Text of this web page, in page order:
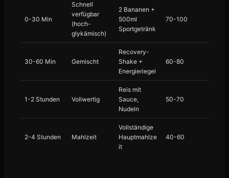
0-30 Min
Schnell
verfügbar
(hoch-
glykämisch)
2 Bananen +
500ml
Sportgetränk
70-100
30-60 Min Gemischt
Recovery-
Shake +
Energieriegel
60-80
1-2 Stunden Vollwertig
Reis mit
Sauce,
Nudeln
50-70
2-4 Stunden Mahlzeit
Vollständige
Hauptmahlze
it
40-60